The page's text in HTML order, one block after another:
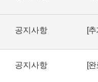
공지사항 [
공지사항 [